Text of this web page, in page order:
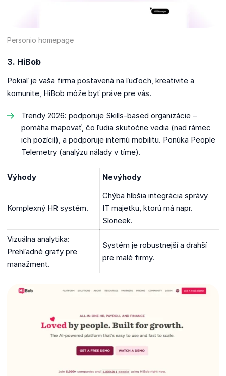
Personio homepage
3. HiBob
Pokiaľ je vaša firma postavená na ľuďoch, kreativite a
komunite, HiBob môže byť práve pre vás.
Trendy 2026: podporuje Skills-based organizácie –
pomáha mapovať, čo ľudia skutočne vedia (nad rámec
ich pozícií), a podporuje internú mobilitu. Ponúka People
Telemetry (analýzu nálady v tíme).
Výhody Nevýhody
Komplexný HR systém.
Chýba hlbšia integrácia správy
IT majetku, ktorú má napr.
Sloneek.
Vizuálna analytika:
Prehľadné grafy pre
manažment.
Systém je robustnejší a drahší
pre malé firmy.